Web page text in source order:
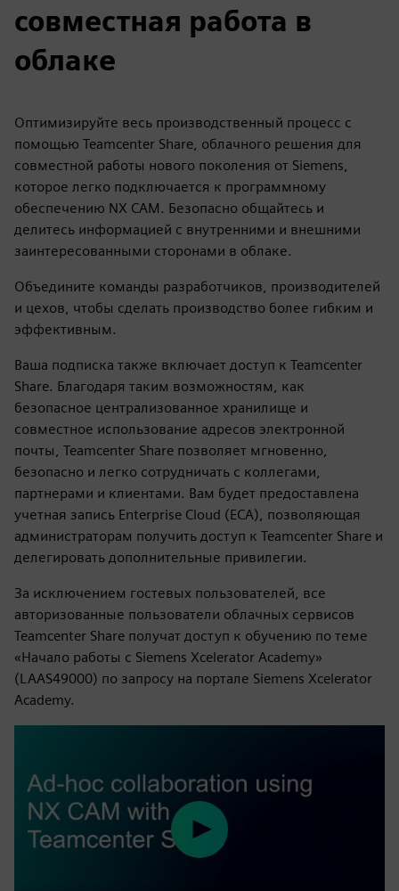
совместная работа в
облаке
Оптимизируйте весь производственный процесс с
помощью Teamcenter Share, облачного решения для
совместной работы нового поколения от Siemens,
которое легко подключается к программному
обеспечению NX CAM. Безопасно общайтесь и
делитесь информацией с внутренними и внешними
заинтересованными сторонами в облаке.
Объедините команды разработчиков, производителей
и цехов, чтобы сделать производство более гибким и
эффективным.
Ваша подписка также включает доступ к Teamcenter
Share. Благодаря таким возможностям, как
безопасное централизованное хранилище и
совместное использование адресов электронной
почты, Teamcenter Share позволяет мгновенно,
безопасно и легко сотрудничать с коллегами,
партнерами и клиентами. Вам будет предоставлена
учетная запись Enterprise Cloud (ECA), позволяющая
администраторам получить доступ к Teamcenter Share и
делегировать дополнительные привилегии.
За исключением гостевых пользователей, все
авторизованные пользователи облачных сервисов
Teamcenter Share получат доступ к обучению по теме
«Начало работы с Siemens Xcelerator Academy»
(LAAS49000) по запросу на портале Siemens Xcelerator
Academy.
Play